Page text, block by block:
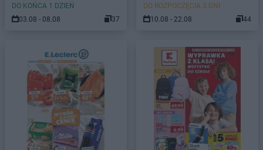
DO KOŃCA 1 DZIEŃ
03.08 - 08.08
37
DO ROZPOCZĘCIA 3 DNI
10.08 - 22.08
44